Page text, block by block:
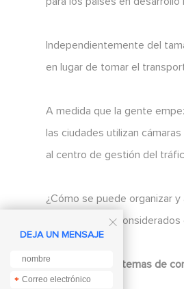
Independientemente del
en lugar de tomar el
A medida que la gente
las ciudades utilizan
al centro de gestión del
¿Cómo se puede organizar
que deben ser
Semáforos y sistemas de

DEJA UN MENSAJE
*
*